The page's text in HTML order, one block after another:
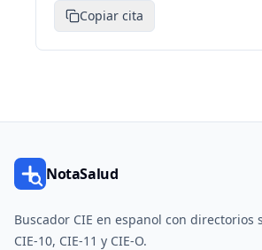
Copiar cita
NotaSalud
Buscador CIE en espanol con directorios
CIE-10, CIE-11 y CIE-O.